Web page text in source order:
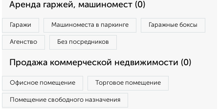
Аренда гаржей, машиномест (0)
Гаражи Машиноместа в паркинге Гаражные боксы
Агенство Без посредников
Продажа коммерческой недвижимости (0)
Офисное помещение Торговое помещение
Помещение свободного назначения